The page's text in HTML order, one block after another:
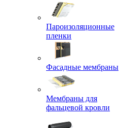
Пароизоляционные
пленки
Фасадные мембраны
Мембраны для
фальцевой кровли